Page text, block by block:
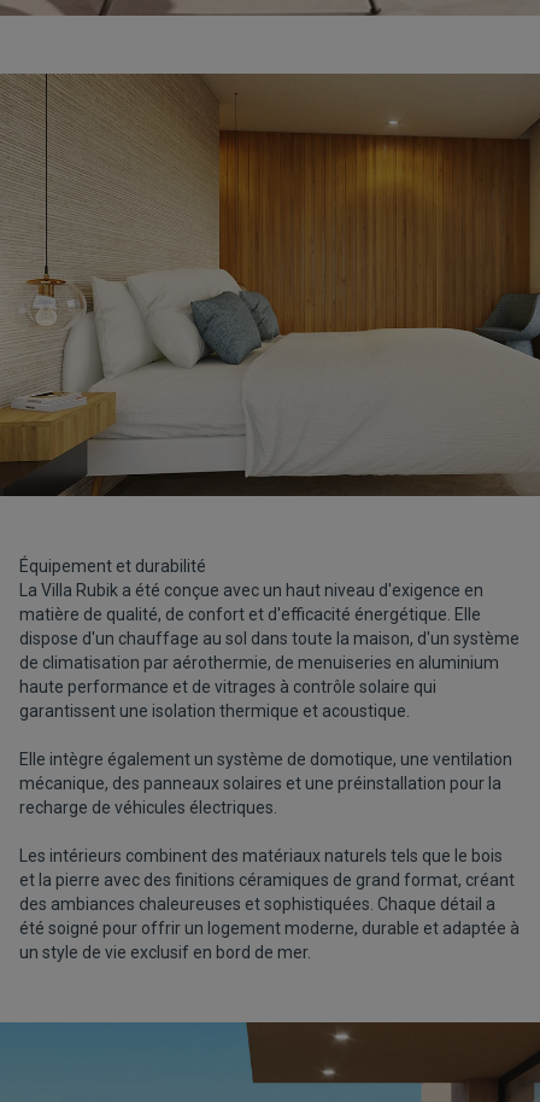
Équipement et durabilité
La Villa Rubik a été conçue avec un haut niveau d'exigence en
matière de qualité, de confort et d'efficacité énergétique. Elle
dispose d'un chauffage au sol dans toute la maison, d'un système
de climatisation par aérothermie, de menuiseries en aluminium
haute performance et de vitrages à contrôle solaire qui
garantissent une isolation thermique et acoustique.
Elle intègre également un système de domotique, une ventilation
mécanique, des panneaux solaires et une préinstallation pour la
recharge de véhicules électriques.
Les intérieurs combinent des matériaux naturels tels que le bois
et la pierre avec des finitions céramiques de grand format, créant
des ambiances chaleureuses et sophistiquées. Chaque détail a
été soigné pour offrir un logement moderne, durable et adaptée à
un style de vie exclusif en bord de mer.